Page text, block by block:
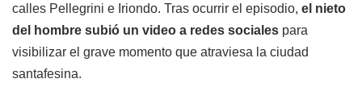
calles Pellegrini e Iriondo. Tras ocurrir el episodio, el nieto
del hombre subió un video a redes sociales para
visibilizar el grave momento que atraviesa la ciudad
santafesina.